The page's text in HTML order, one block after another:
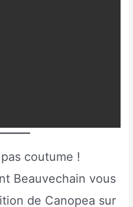
coutume !
Beauvechain vous
de Canopea sur